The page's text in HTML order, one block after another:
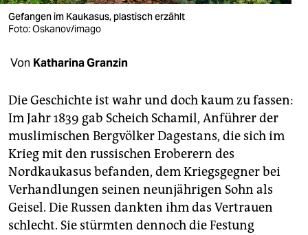
veranstaltungen
fragen & hilfe
unterstützen
abo
genossenschaft
epaper login
Gefangen im Kaukasus, plastisch erzählt
Foto: Oskanov/imago
Von Katharina Granzin
Die Geschichte ist wahr und doch kaum zu fassen:
Im Jahr 1839 gab Scheich Schamil, Anführer der
muslimischen Bergvölker Dagestans, die sich im
Krieg mit den russischen Eroberern des
Nordkaukasus befanden, dem Kriegsgegner bei
Verhandlungen seinen neunjährigen Sohn als
Geisel. Die Russen dankten ihm das Vertrauen
schlecht. Sie stürmten dennoch die Festung